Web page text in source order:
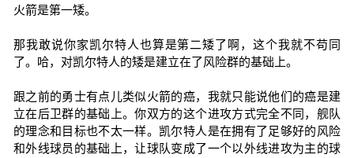
火箭是第一矮。
那我敢说你家凯尔特人也算是第二矮了啊，这个我就不苟同
了。哈，对凯尔特人的矮是建立在了风险群的基础上。
跟之前的勇士有点儿类似火箭的癌，我就只能说他们的癌是建
立在后卫群的基础上。你双方的这个进攻方式完全不同，舰队
的理念和目标也不太一样。凯尔特人是在拥有了足够好的风险
和外线球员的基础上，让球队变成了一个以外线进攻为主的球